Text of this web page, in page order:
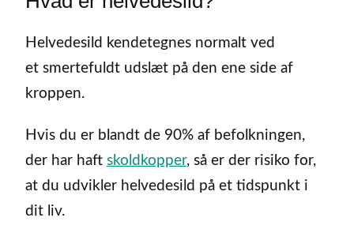
Helvedesild kendetegnes normalt ved
et smertefuldt udslæt på den ene side af
kroppen.
Hvis du er blandt de 90% af befolkningen,
der har haft skoldkopper, så er der risiko for,
at du udvikler helvedesild på et tidspunkt i
dit liv.